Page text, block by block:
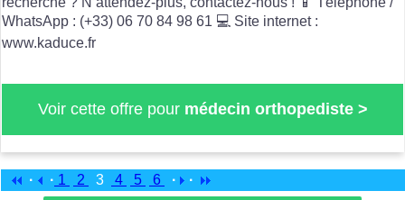
WhatsApp : (+33) 06 70 84 98 61 💻 Site internet :
www.kaduce.fr
Voir cette offre pour médecin orthopediste >
· · 1 2 3 4 5 6 · ·